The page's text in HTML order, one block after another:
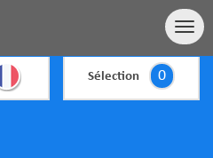
Sélection 0